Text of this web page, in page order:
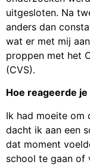
uitgesloten. Na
anders dan
wat er met mij
proppen met het
(CVS).
Hoe reageerde je
Ik had moeite om
dacht ik aan een
dat moment
school te gaan of